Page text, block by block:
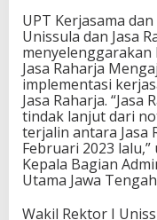
UPT Kerjasama
Unissula dan Jasa
menyelenggarakan
Jasa Raharja
implementasi
Jasa Raharja.
tindak lanjut dari
terjalin antara Jasa
Februari 2023
Kepala Bagian
Utama Jawa
Wakil Rektor I